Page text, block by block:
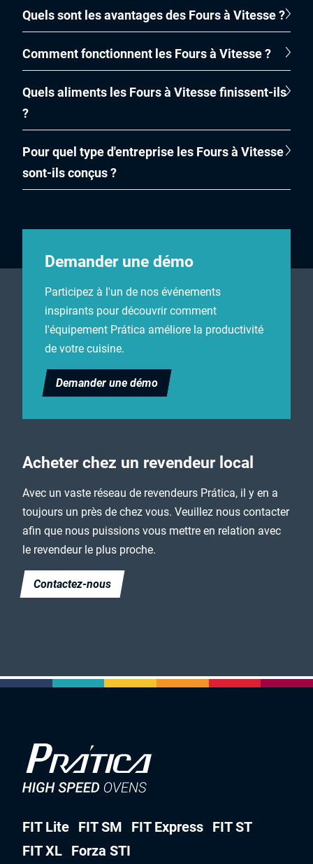
Quels sont les avantages des Fours à Vitesse ?
Comment fonctionnent les Fours à Vitesse ?
Quels aliments les Fours à Vitesse finissent-ils
?
Pour quel type d'entreprise les Fours à Vitesse
sont-ils conçus ?
Demander une démo
Participez à l'un de nos événements
inspirants pour découvrir comment
l'équipement Prática améliore la productivité
de votre cuisine.
Demander une démo
Acheter chez un revendeur local
Avec un vaste réseau de revendeurs Prática, il y en a
toujours un près de chez vous. Veuillez nous contacter
afin que nous puissions vous mettre en relation avec
le revendeur le plus proche.
Contactez-nous
FIT Lite FIT SM FIT Express FIT ST
FIT XL Forza STI